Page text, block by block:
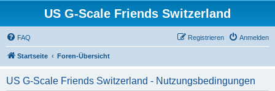
US G-Scale Friends Switzerland
FAQ Anmelden
Registrieren
Startseite Foren-Übersicht
US G-Scale Friends Switzerland - Nutzungsbedingungen